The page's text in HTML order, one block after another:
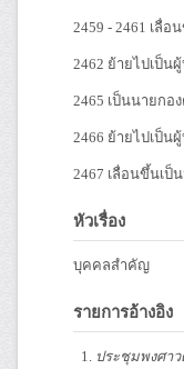
2459 - 2461 เลื่
2462 ย้ายไปเป็น
2465 เป็นนายกอ
2466 ย้ายไปเป็น
2467 เลื่อนขึ้นเป็
หัวเรื่อง
บุคคลสำคัญ
รายการอ้างอิง
ประชุมพงศา